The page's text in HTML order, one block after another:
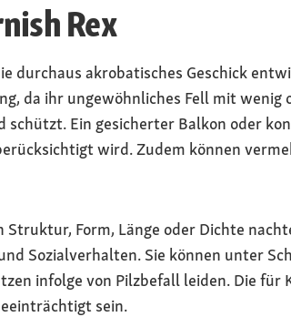
Einschränkungen, daher eine
Wohnung (wenn möglich mit
Balkon oder kontrolliertem
Rex
durchaus akrobatisches Geschick
da ihr ungewöhnliches Fell mit wenig
schützt. Ein gesicherter Balkon oder
wird. Zudem können
Form, Länge oder Dichte
Sozialverhalten. Sie können unter
infolge von Pilzbefall leiden. Die für
sein.